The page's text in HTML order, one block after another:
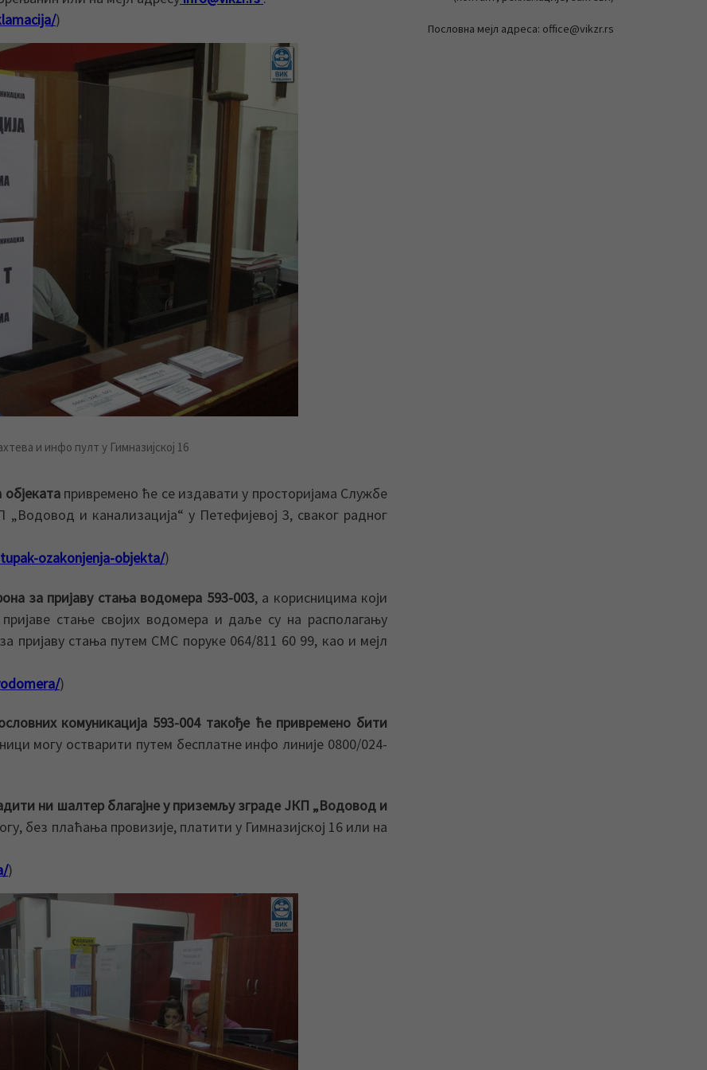
)
и инфо пулт у Гимназијској 16
привремено ће се издавати у просторијама Службе
„Водовод и канализација“ у Петефијевој 3, сваког радног
ozakonjenja-objekta/)
за пријаву стања водомера 593-003, а корисницима који
стање својих водомера и даље су на располагању
пријаву стања путем СМС поруке 064/811 60 99, као и мејл
)
комуникација 593-004 такође ће привремено бити
могу остварити путем бесплатне инфо линије 0800/024-
ни шалтер благајне у приземљу зграде ЈКП „Водовод и
без плаћања провизије, платити у Гимназијској 16 или на
)
Пословна мејл адреса: office@vikzr.rs